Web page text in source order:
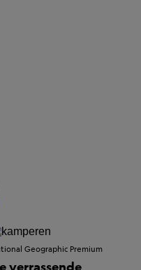
Geographic Premium
verrassende